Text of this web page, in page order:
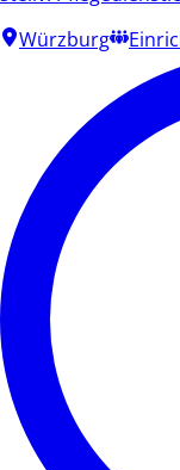
Würzburg